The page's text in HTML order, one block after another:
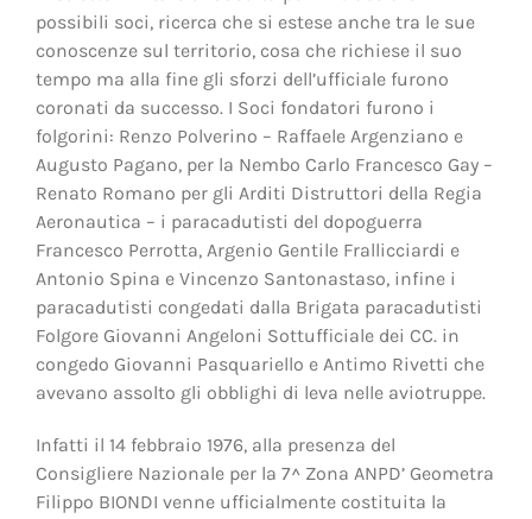
possibili soci, ricerca che si estese anche tra le sue
conoscenze sul territorio, cosa che richiese il suo
tempo ma alla fine gli sforzi dell’ufficiale furono
coronati da successo. I Soci fondatori furono i
folgorini: Renzo Polverino – Raffaele Argenziano e
Augusto Pagano, per la Nembo Carlo Francesco Gay –
Renato Romano per gli Arditi Distruttori della Regia
Aeronautica – i paracadutisti del dopoguerra
Francesco Perrotta, Argenio Gentile Frallicciardi e
Antonio Spina e Vincenzo Santonastaso, infine i
paracadutisti congedati dalla Brigata paracadutisti
Folgore Giovanni Angeloni Sottufficiale dei CC. in
congedo Giovanni Pasquariello e Antimo Rivetti che
avevano assolto gli obblighi di leva nelle aviotruppe.
Infatti il 14 febbraio 1976, alla presenza del
Consigliere Nazionale per la 7^ Zona ANPD’ Geometra
Filippo BIONDI venne ufficialmente costituita la